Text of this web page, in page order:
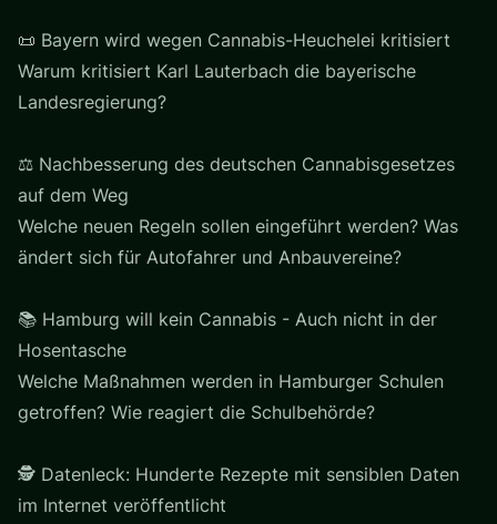
📜 Bayern wird wegen Cannabis-Heuchelei kritisiert
Warum kritisiert Karl Lauterbach die bayerische
Landesregierung?
⚖️ Nachbesserung des deutschen Cannabisgesetzes
auf dem Weg
Welche neuen Regeln sollen eingeführt werden? Was
ändert sich für Autofahrer und Anbauvereine?
📚 Hamburg will kein Cannabis - Auch nicht in der
Hosentasche
Welche Maßnahmen werden in Hamburger Schulen
getroffen? Wie reagiert die Schulbehörde?
🕵️ Datenleck: Hunderte Rezepte mit sensiblen Daten
im Internet veröffentlicht